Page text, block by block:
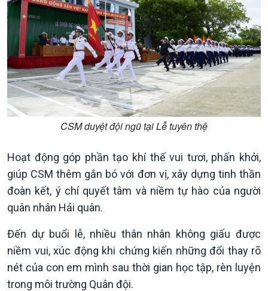
Văn hoá & Du lịch
Tin Văn hoá & Du lịch
Câu chuyện Thể thao
Multimedia
Infographic
E-Magazine
CSM duyệt đội ngũ tại Lễ tuyên thệ
Hoạt động góp phần tạo khí thế vui tươi, phấn khởi,
giúp CSM thêm gắn bó với đơn vị, xây dựng tinh thần
đoàn kết, ý chí quyết tâm và niềm tự hào của người
quân nhân Hải quân.
Đến dự buổi lễ, nhiều thân nhân không giấu được
niềm vui, xúc động khi chứng kiến những đổi thay rõ
nét của con em mình sau thời gian học tập, rèn luyện
trong môi trường Quân đội.